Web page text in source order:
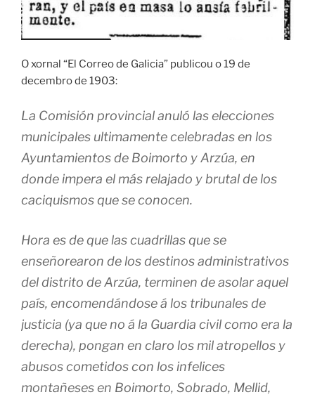
O xornal “El Correo de Galicia” publicou o 19 de
decembro de 1903:
La Comisión provincial anuló las elecciones
municipales ultimamente celebradas en los
Ayuntamientos de Boimorto y Arzúa, en
donde impera el más relajado y brutal de los
caciquismos que se conocen.
Hora es de que las cuadrillas que se
enseñorearon de los destinos administrativos
del distrito de Arzúa, terminen de asolar aquel
país, encomendándose á los tribunales de
justicia (ya que no á la Guardia civil como era la
derecha), pongan en claro los mil atropellos y
abusos cometidos con los infelices
montañeses en Boimorto, Sobrado, Mellid,